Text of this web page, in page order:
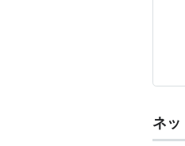
ネッ